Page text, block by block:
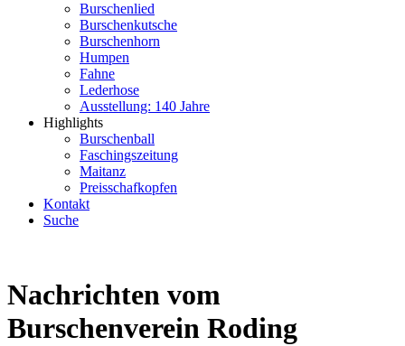
Burschenlied
Burschenkutsche
Burschenhorn
Humpen
Fahne
Lederhose
Ausstellung: 140 Jahre
Highlights
Burschenball
Faschingszeitung
Maitanz
Preisschafkopfen
Kontakt
Suche
Nachrichten vom
Burschenverein Roding